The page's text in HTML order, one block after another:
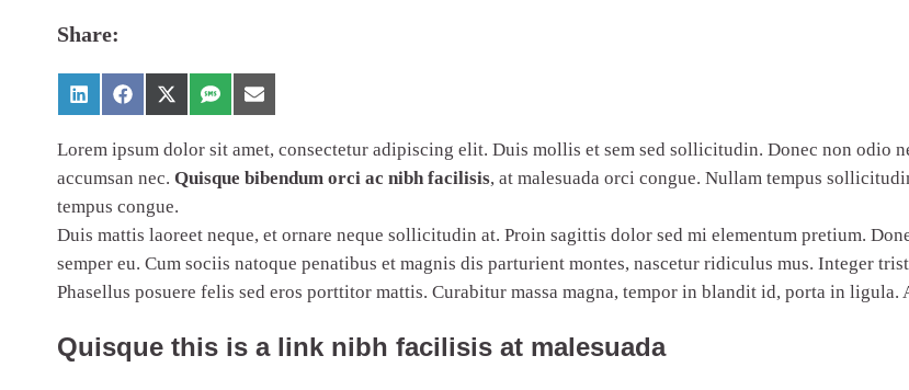
Share:
Lorem ipsum dolor sit amet, consectetur adipiscing elit. Duis mollis et sem sed sollicitudin. Donec non
accumsan nec. Quisque bibendum orci ac nibh facilisis, at malesuada orci congue. Nullam tempus
tempus congue.
Duis mattis laoreet neque, et ornare neque sollicitudin at. Proin sagittis dolor sed mi elementum pretium.
semper eu. Cum sociis natoque penatibus et magnis dis parturient montes, nascetur ridiculus mus. Integer
Phasellus posuere felis sed eros porttitor mattis. Curabitur massa magna, tempor in blandit id, porta in
Quisque this is a link nibh facilisis at malesuada